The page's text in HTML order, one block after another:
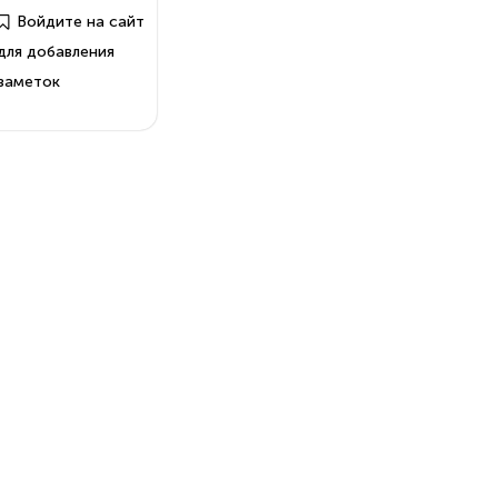
Войдите на сайт
добавления